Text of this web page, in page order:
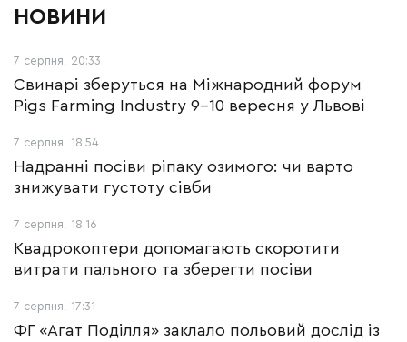
НОВИНИ
7 серпня, 20:33
Свинарі зберуться на Міжнародний форум
Pigs Farming Industry 9-10 вересня у Львові
7 серпня, 18:54
Надранні посіви ріпаку озимого: чи варто
знижувати густоту сівби
7 серпня, 18:16
Квадрокоптери допомагають скоротити
витрати пального та зберегти посіви
7 серпня, 17:31
ФГ «Агат Поділля» заклало польовий дослід із